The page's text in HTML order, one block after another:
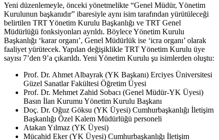
Yeni düzenlemeyle, önceki yönetmelikte “Genel Müdür, Yönetim
Kurulunun başkanıdır” ibaresiyle aynı isim tarafından yürütüleceği
belirtilen TRT Yönetim Kurulu Başkanlığı ve TRT Genel
Müdürlüğü fonksiyonları ayrıldı. Böylece Yönetim Kurulu
Başkanlığı ‘karar organı’, Genel Müdürlük ise ‘icra organı’ olarak
faaliyet yürütecek. Yapılan değişiklikle TRT Yönetim Kurulu üye
sayısı 7’den 9’a çıkarıldı. Yeni Yönetim Kurulu şu isimlerden oluştu:
Prof. Dr. Ahmet Albayrak (YK Başkanı) Erciyes Üniversitesi
Güzel Sanatlar Fakültesi Öğretim Üyesi
Prof. Dr. Mehmet Zahid Sobacı (Genel Müdür-YK Üyesi)
Basın İlan Kurumu Yönetim Kurulu Başkanı
Doç. Dr. Oğuz Göksu (YK Üyesi) Cumhurbaşkanlığı İletişim
Başkanlığı Özel Kalem Müdürlüğü personeli
Atakan Yılmaz (YK Üyesi)
Mücahid Eker (YK Üyesi) Cumhurbaşkanlığı İletişim